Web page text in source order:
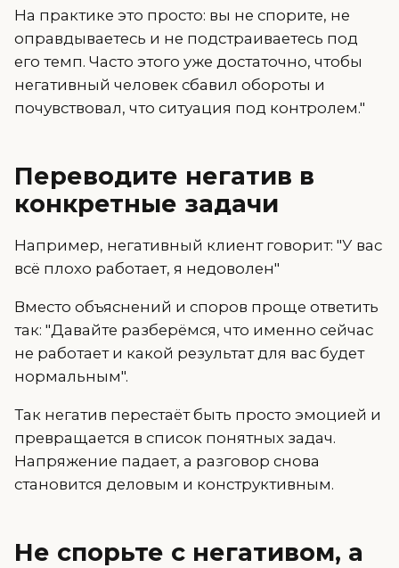
На практике это просто: вы не спорите, не
оправдываетесь и не подстраиваетесь под
его темп. Часто этого уже достаточно, чтобы
негативный человек сбавил обороты и
почувствовал, что ситуация под контролем."
Переводите негатив в
конкретные задачи
Например, негативный клиент говорит: "У вас
всё плохо работает, я недоволен"
Вместо объяснений и споров проще ответить
так: "Давайте разберёмся, что именно сейчас
не работает и какой результат для вас будет
нормальным".
Так негатив перестаёт быть просто эмоцией и
превращается в список понятных задач.
Напряжение падает, а разговор снова
становится деловым и конструктивным.
Не спорьте с негативом, а